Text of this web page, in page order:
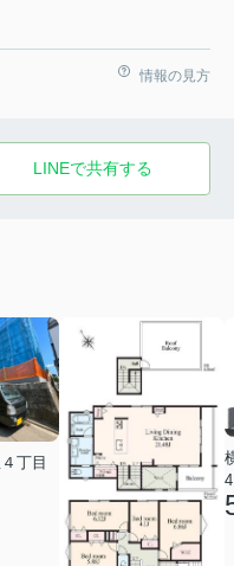
情報の見方
LINEで共有する
丁目